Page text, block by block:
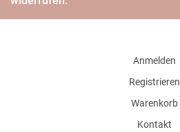
Anmelden
Registrieren
Warenkorb
Kontakt